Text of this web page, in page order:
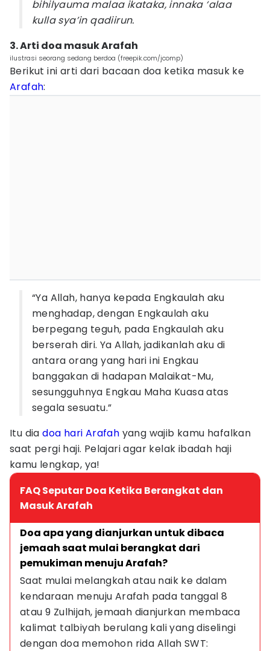
bihilyauma malaa ikataka, innaka ‘alaa
kulla sya’in qadiirun.
3. Arti doa masuk Arafah
ilustrasi seorang sedang berdoa (freepik.com/jcomp)
Berikut ini arti dari bacaan doa ketika masuk ke
Arafah:
“Ya Allah, hanya kepada Engkaulah aku
menghadap, dengan Engkaulah aku
berpegang teguh, pada Engkaulah aku
berserah diri. Ya Allah, jadikanlah aku di
antara orang yang hari ini Engkau
banggakan di hadapan Malaikat-Mu,
sesungguhnya Engkau Maha Kuasa atas
segala sesuatu.”
Itu diadoa hari Arafah yang wajib kamu hafalkan
saat pergi haji. Pelajari agar kelak ibadah haji
kamu lengkap, ya!
FAQ Seputar Doa Ketika Berangkat dan
Masuk Arafah
Doa apa yang dianjurkan untuk dibaca
jemaah saat mulai berangkat dari
pemukiman menuju Arafah?
Saat mulai melangkah atau naik ke dalam
kendaraan menuju Arafah pada tanggal 8
atau 9 Zulhijah, jemaah dianjurkan membaca
kalimat talbiyah berulang kali yang diselingi
dengan doa memohon rida Allah SWT: